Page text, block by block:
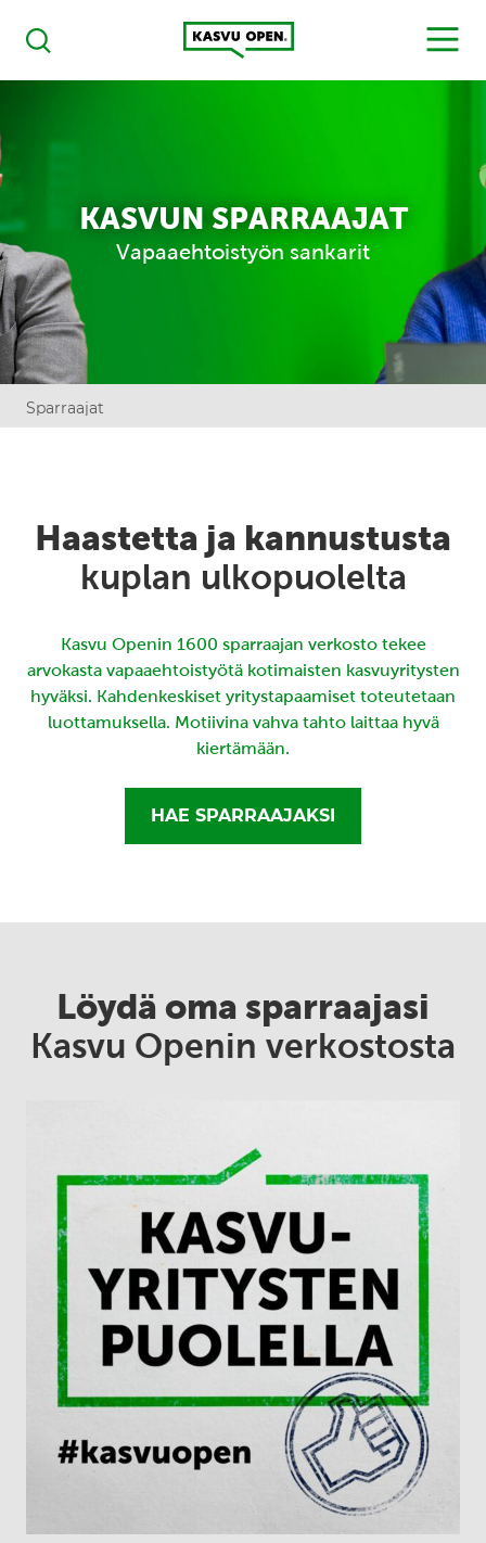
Haku
Kasvu Open
MENU
KASVUN SPARRAAJAT
Vapaaehtoistyön sankarit
Sparraajat
Haastetta ja kannustusta
kuplan ulkopuolelta
Kasvu Openin 1600 sparraajan verkosto tekee
arvokasta vapaaehtoistyötä kotimaisten kasvuyritysten
hyväksi. Kahdenkeskiset yritystapaamiset toteutetaan
luottamuksella. Motiivina vahva tahto laittaa hyvä
kiertämään.
HAE SPARRAAJAKSI
Löydä oma sparraajasi
Kasvu Openin verkostosta